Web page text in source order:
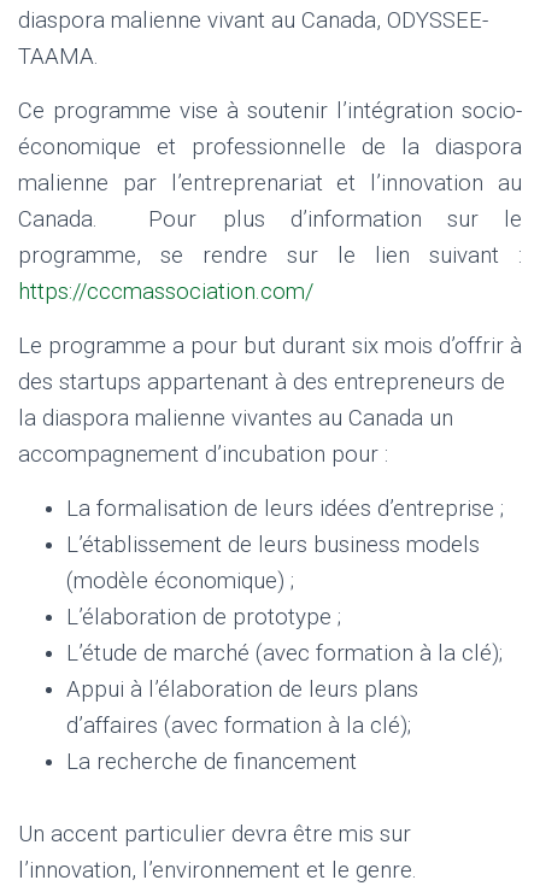
diaspora malienne vivant au Canada, ODYSSEE-
TAAMA.
Ce programme vise à soutenir l’intégration socio-
économique et professionnelle de la diaspora
malienne par l’entreprenariat et l’innovation au
Canada. Pour plus d’information sur le
programme, se rendre sur le lien suivant :
https://cccmassociation.com/
Le programme a pour but durant six mois d’offrir à
des startups appartenant à des entrepreneurs de
la diaspora malienne vivantes au Canada un
accompagnement d’incubation pour :
La formalisation de leurs idées d’entreprise ;
L’établissement de leurs business models
(modèle économique) ;
L’élaboration de prototype ;
L’étude de marché (avec formation à la clé);
Appui à l’élaboration de leurs plans
d’affaires (avec formation à la clé);
La recherche de financement
Un accent particulier devra être mis sur
l’innovation, l’environnement et le genre.